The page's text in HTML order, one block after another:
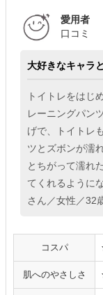
愛用者
口コミ
大好きなキャラ
トイトレをはじ
レーニングパン
げで、トイトレ
ツとズボンが濡
とちがって濡れ
てくれるように
さん／女性／32
コスパ
肌へのやさしさ